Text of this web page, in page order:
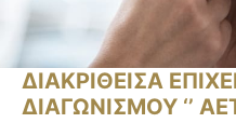
ΔΙΑΚΡΙΘΕΙΣΑ
ΔΙΑΓΩΝΙΣΜΟΥ ‘’